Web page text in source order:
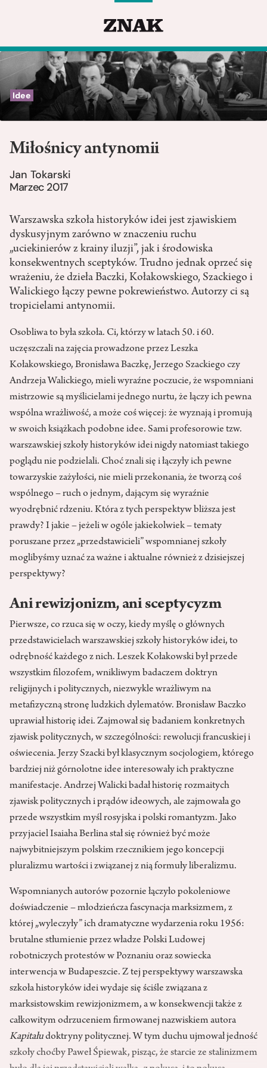
Idee
Miłośnicy antynomii
Jan Tokarski
Marzec 2017
Warszawska szkoła historyków idei jest zjawiskiem
dyskusyjnym zarówno w znaczeniu ruchu
„uciekinierów z krainy iluzji”, jak i środowiska
konsekwentnych sceptyków. Trudno jednak oprzeć się
wrażeniu, że dzieła Baczki, Kołakowskiego, Szackiego i
Walickiego łączy pewne pokrewieństwo. Autorzy ci są
tropicielami antynomii.
Osobliwa to była szkoła. Ci, którzy w latach 50. i 60.
uczęszczali na zajęcia prowadzone przez Leszka
Kołakowskiego, Bronisława Baczkę, Jerzego Szackiego czy
Andrzeja Walickiego, mieli wyraźne poczucie, że wspomniani
mistrzowie są myślicielami jednego nurtu, że łączy ich pewna
wspólna wrażliwość, a może coś więcej: że wyznają i promują
w swoich książkach podobne idee. Sami profesorowie tzw.
warszawskiej szkoły historyków idei nigdy natomiast takiego
poglądu nie podzielali. Choć znali się i łączyły ich pewne
towarzyskie zażyłości, nie mieli przekonania, że tworzą coś
wspólnego – ruch o jednym, dającym się wyraźnie
wyodrębnić rdzeniu. Która z tych perspektyw bliższa jest
prawdy? I jakie – jeżeli w ogóle jakiekolwiek – tematy
poruszane przez „przedstawicieli” wspomnianej szkoły
moglibyśmy uznać za ważne i aktualne również z dzisiejszej
perspektywy?
Ani rewizjonizm, ani sceptycyzm
Pierwsze, co rzuca się w oczy, kiedy myślę o głównych
przedstawicielach warszawskiej szkoły historyków idei, to
odrębność każdego z nich. Leszek Kołakowski był przede
wszystkim filozofem, wnikliwym badaczem doktryn
religijnych i politycznych, niezwykle wrażliwym na
metafizyczną stronę ludzkich dylematów. Bronisław Baczko
uprawiał historię idei. Zajmował się badaniem konkretnych
zjawisk politycznych, w szczególności: rewolucji francuskiej i
oświecenia. Jerzy Szacki był klasycznym socjologiem, którego
bardziej niż górnolotne idee interesowały ich praktyczne
manifestacje. Andrzej Walicki badał historię rozmaitych
zjawisk politycznych i prądów ideowych, ale zajmowała go
przede wszystkim myśl rosyjska i polski romantyzm. Jako
przyjaciel Isaiaha Berlina stał się również być może
najwybitniejszym polskim rzecznikiem jego koncepcji
pluralizmu wartości i związanej z nią formuły liberalizmu.
Wspomnianych autorów pozornie łączyło pokoleniowe
doświadczenie – młodzieńcza fascynacja marksizmem, z
której „wyleczyły” ich dramatyczne wydarzenia roku 1956:
brutalne stłumienie przez władze Polski Ludowej
robotniczych protestów w Poznaniu oraz sowiecka
interwencja w Budapeszcie. Z tej perspektywy warszawska
szkoła historyków idei wydaje się ściśle związana z
marksistowskim rewizjonizmem, a w konsekwencji także z
całkowitym odrzuceniem firmowanej nazwiskiem autora
Kapitałudoktryny politycznej. W tym duchu ujmował jedność
szkoły choćby Paweł Śpiewak, pisząc, że starcie ze stalinizmem